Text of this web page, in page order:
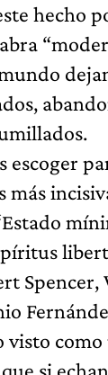
hecho
escoger
más
Spencer,
visto
si